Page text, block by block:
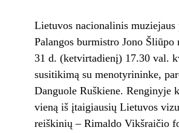
Lietuvos nacionalinis muziejaus
Palangos burmistro Jono Šliūpo
31 d. (ketvirtadienį) 17.30 val.
susitikimą su menotyrininke,
Danguole Ruškiene. Renginyje
vieną iš įtaigiausių Lietuvos
reiškinių – Rimaldo Vikšraičio